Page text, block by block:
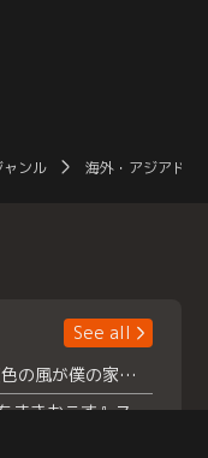
ャンル 海外・アジアドラ
See all
浮所飛貴主演！ 【夏色の風が僕の家にやってきた】 本日よりテラサで独占配信スタート！
『夏色の雲が恋と嵐をまきおこす』スペシャルメイキング 【Part1】2026年７月18日（土）23時30分～配信スタート！話題のシーンの裏側を大公開！豪華キャスト大集合！ 『武宮家 真夏の家族会議』開催！